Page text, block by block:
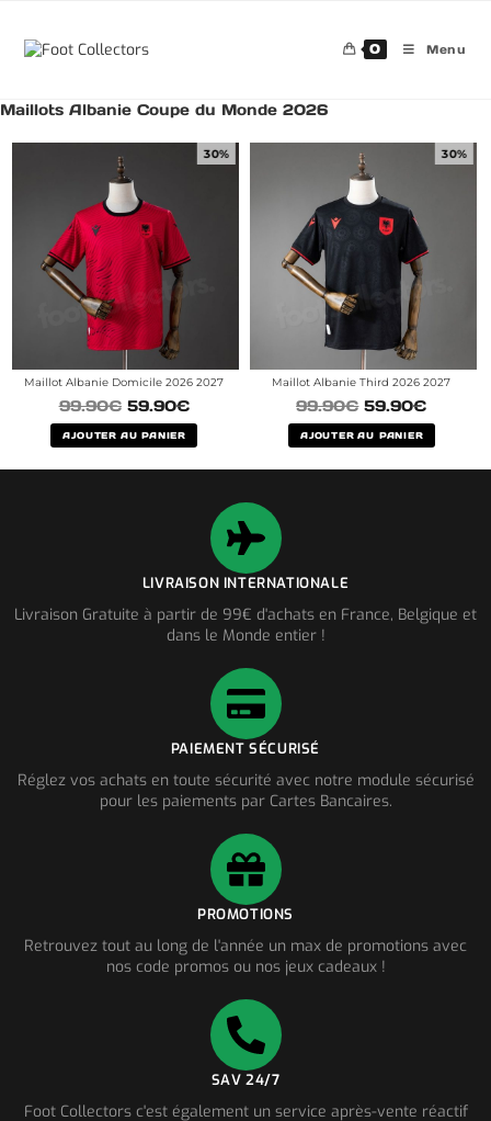
0 Menu
Maillots Albanie Coupe du Monde 2026
30%
Maillot Albanie Domicile 2026 2027
99.90€ 59.90€
AJOUTER AU PANIER
30%
Maillot Albanie Third 2026 2027
99.90€ 59.90€
AJOUTER AU PANIER
LIVRAISON INTERNATIONALE
Livraison Gratuite à partir de 99€ d'achats en France, Belgique et
dans le Monde entier !
PAIEMENT SÉCURISÉ
Réglez vos achats en toute sécurité avec notre module sécurisé
pour les paiements par Cartes Bancaires.
PROMOTIONS
Retrouvez tout au long de l'année un max de promotions avec
nos code promos ou nos jeux cadeaux !
SAV 24/7
Foot Collectors c'est également un service après-vente réactif